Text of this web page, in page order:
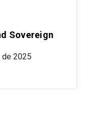
Sovereign
de 2025